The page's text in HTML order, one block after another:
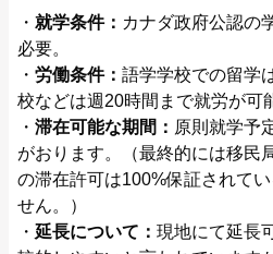
・ 就学条件： カナダ政府公認の
必要。
・ 労働条件： 語学学校での留学
校などは週20時間まで就労が可
・ 滞在可能な期間： 原則就学予
がおります。（最終的には移民
の滞在許可は100%保証されて
せん。）
・ 延長について： 現地にて延長